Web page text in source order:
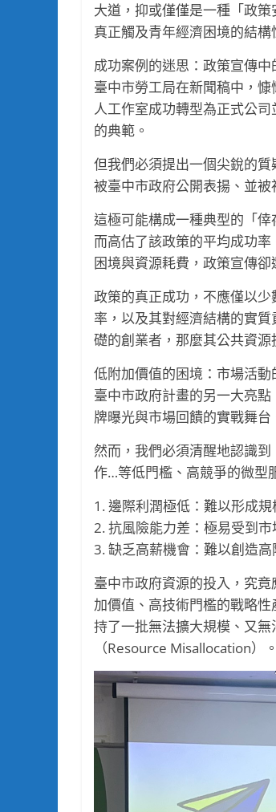
大道，抑或僅僅是一種「政
真正觸及青年經濟困境的結構
成功案例的迷思：政策宣傳中
臺中市勞工局在新聞稿中，
人工作室成功轉型為正式公
的典範。
但我們必須提出一個尖銳的
被臺中市政府公開表揚、並
這極可能構成一種典型的「
而高估了該政策的平均成功
困境與資源耗費，政策宣傳卻
政策的真正成功，不應僅以
率，以及其對經濟結構的實
礎的創業者，那麼其公共資
低附加價值的困境：市場活動
臺中市政府計畫的另一大亮
牌曝光與市場回饋的實戰舞
然而，我們必須清醒地認識
作…等低門檻、高競爭的微型
1. 邊際利潤極低：難以形成
2. 抗風險能力差：極易受到市
3. 缺乏高薪機會：難以創造
臺中市政府資源的投入，究
加價值、高技術門檻的戰略
持了一批無法擴大規模、又無
（Resource Misallocation）。